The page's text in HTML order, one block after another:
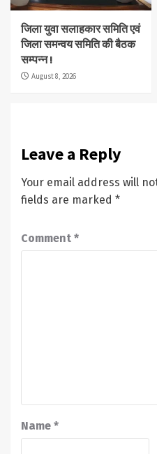
जिला युवा सलाहकार समिति एवं
जिला समन्वय समिति की बैठक
सम्पन्न !
August 8, 2026
Leave a Reply
Your email address will
fields are marked *
Comment *
Name *